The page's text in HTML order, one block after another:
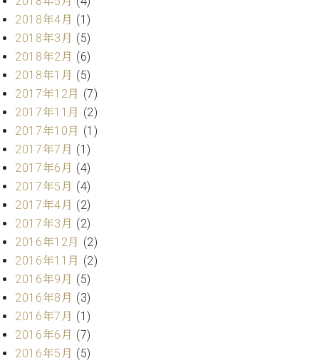
調
律
師
紹
調
律
料
金
表
お
い
合
わ
せ
尾山調律師のブ
ログ Die
Musikgasse（音
楽の小道）
2018年4月 (1)
2018年3月 (5)
2018年2月 (6)
2018年1月 (5)
2017年12月 (7)
2017年11月 (2)
2017年10月 (1)
2017年7月 (1)
2017年6月 (4)
2017年5月 (4)
2017年4月 (2)
2017年3月 (2)
2016年12月 (2)
2016年11月 (2)
2016年9月 (5)
2016年8月 (3)
2016年7月 (1)
2016年6月 (7)
2016年5月 (5)